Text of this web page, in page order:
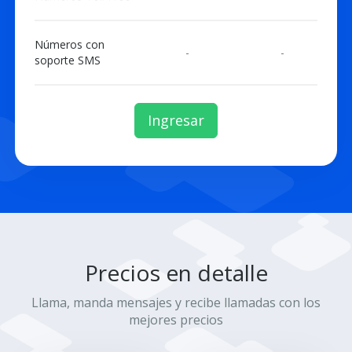
Números con
soporte SMS
- -
Ingresar
Precios en detalle
Llama, manda mensajes y recibe llamadas con los
mejores precios